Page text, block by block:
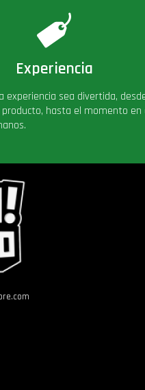
Experiencia
experiencia sea divertida,
hasta el momento en